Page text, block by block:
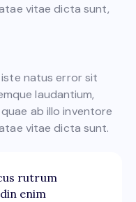
vitae dicta sunt,
natus error sit
laudantium,
ab illo inventore
vitae dicta sunt.
rutrum
enim